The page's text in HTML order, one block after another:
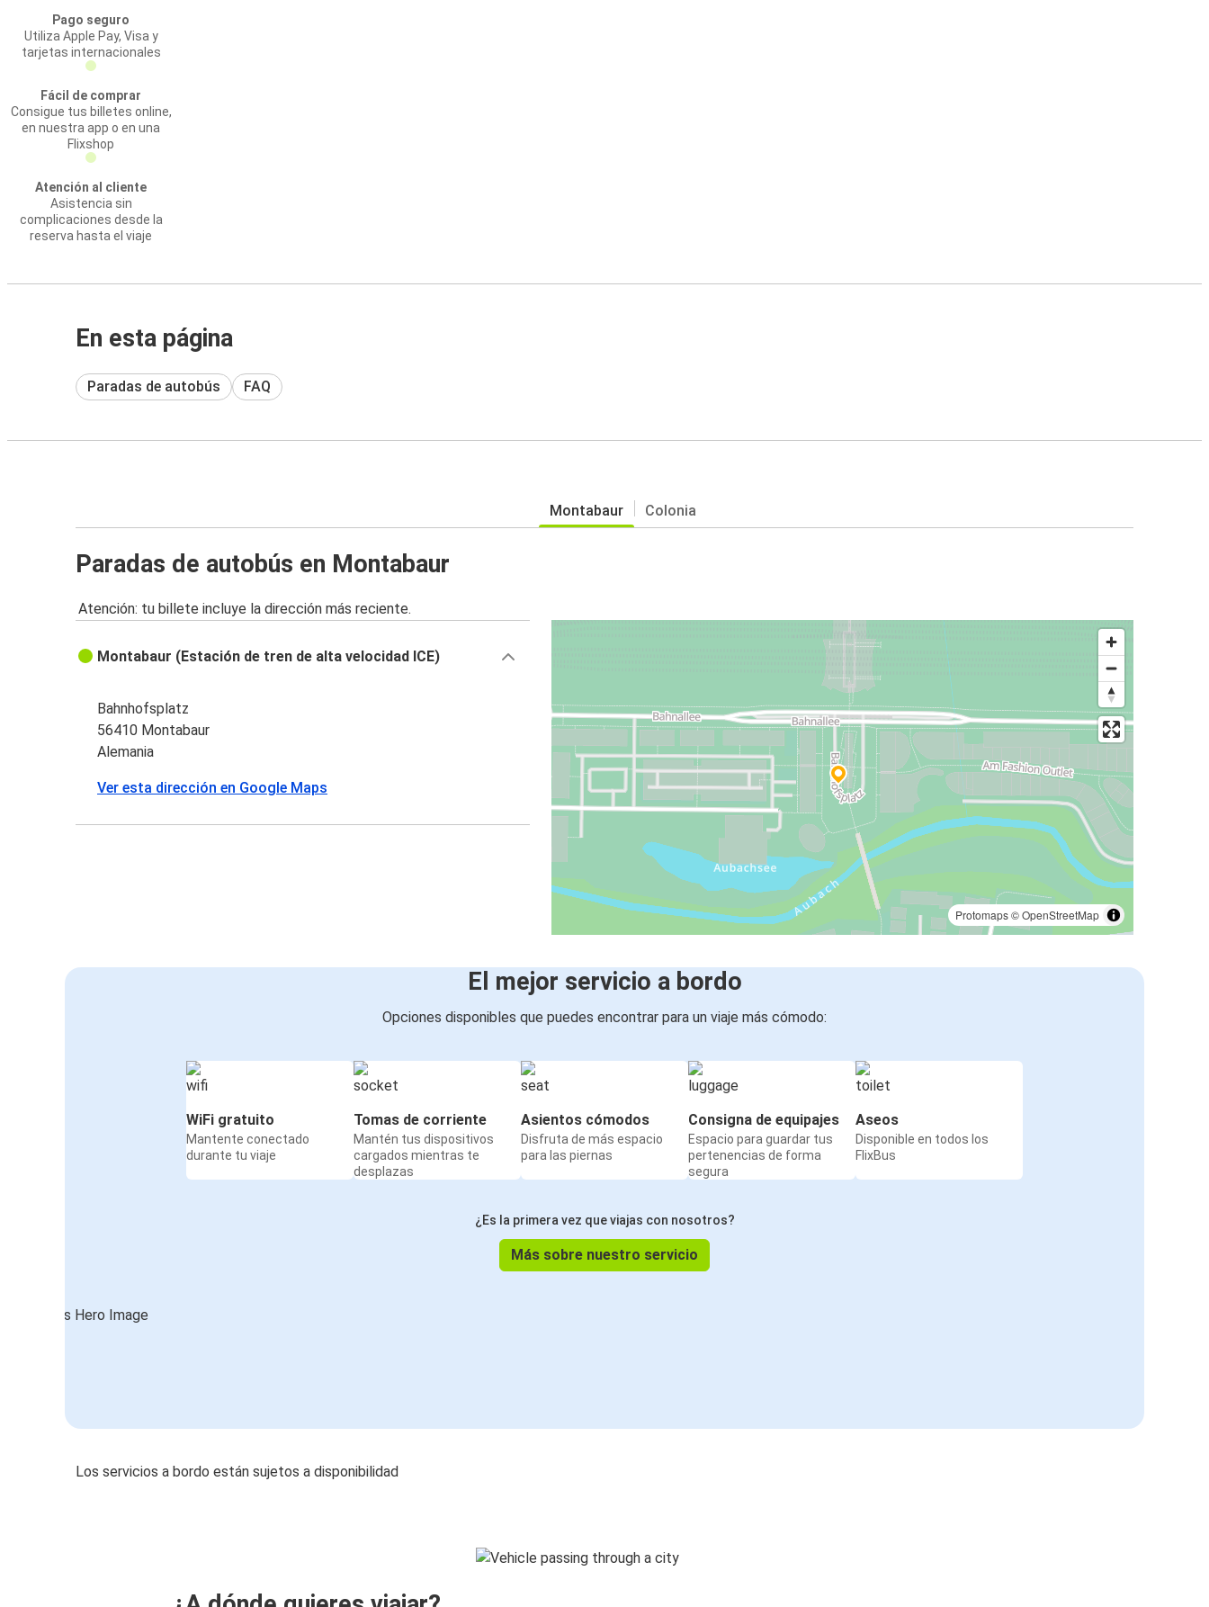
Pago seguro
Utiliza Apple Pay, Visa y
tarjetas internacionales
Fácil de comprar
Consigue tus billetes online,
en nuestra app o en una
Flixshop
Atención al cliente
Asistencia sin
complicaciones desde la
reserva hasta el viaje
En esta página
Paradas de autobús FAQ
Montabaur Colonia
Paradas de autobús en Montabaur
Atención: tu billete incluye la dirección más reciente.
Protomaps©OpenStreetMap
Montabaur (Estación de tren de alta velocidad ICE)
Bahnhofsplatz
56410 Montabaur
Alemania
Ver esta dirección en Google Maps
El mejor servicio a bordo
Opciones disponibles que puedes encontrar para un viaje más cómodo:
WiFi gratuito
Mantente conectado
durante tu viaje
Tomas de corriente
Mantén tus dispositivos
cargados mientras te
desplazas
Asientos cómodos
Disfruta de más espacio
para las piernas
Consigna de equipajes
Espacio para guardar tus
pertenencias de forma
segura
Aseos
Disponible en todos los
FlixBus
¿Es la primera vez que viajas con nosotros?
Más sobre nuestro servicio
Los servicios a bordo están sujetos a disponibilidad